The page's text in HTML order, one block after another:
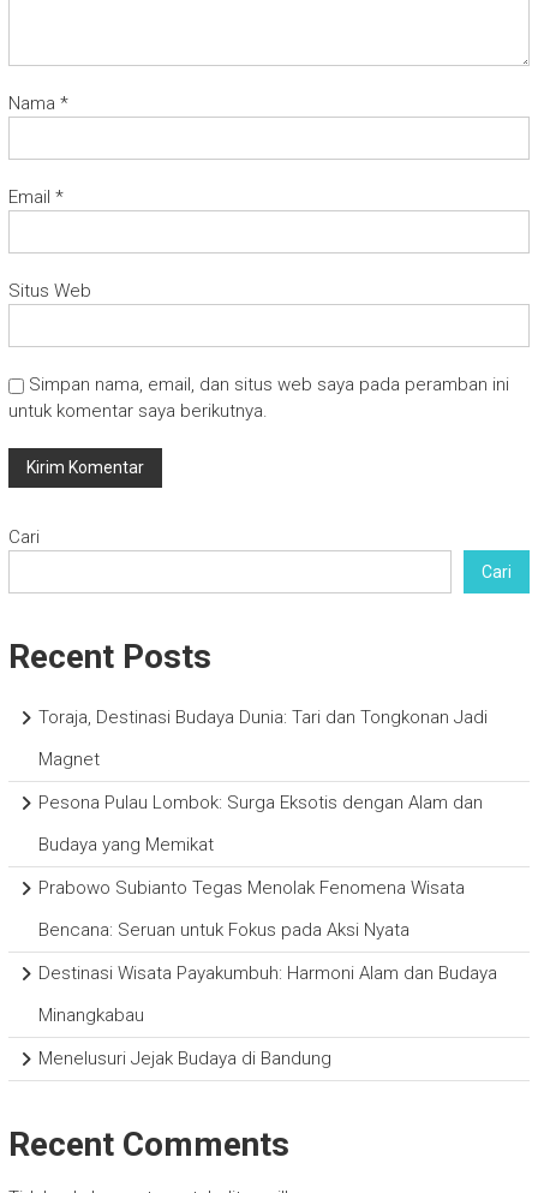
Nama *
Email *
Situs Web
Simpan nama, email, dan situs web saya pada peramban ini
untuk komentar saya berikutnya.
Cari
Cari
Recent Posts
Toraja, Destinasi Budaya Dunia: Tari dan Tongkonan Jadi
Magnet
Pesona Pulau Lombok: Surga Eksotis dengan Alam dan
Budaya yang Memikat
Prabowo Subianto Tegas Menolak Fenomena Wisata
Bencana: Seruan untuk Fokus pada Aksi Nyata
Destinasi Wisata Payakumbuh: Harmoni Alam dan Budaya
Minangkabau
Menelusuri Jejak Budaya di Bandung
Recent Comments